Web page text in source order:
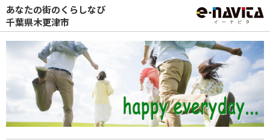
あなたの街のくらしなび
千葉県木更津市